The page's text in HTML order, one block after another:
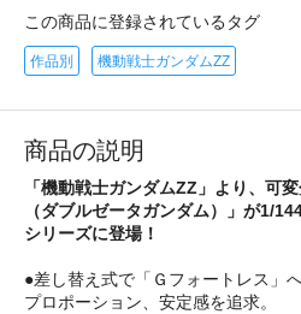
この商品に登録されているタグ
作品別 機動戦士ガンダムZZ
商品の説明
「機動戦士ガンダムZZ」より、可
（ダブルゼータガンダム）」が1/
シリーズに登場！
●差し替え式で「Ｇフォートレス」
プロポーション、安定感を追求。